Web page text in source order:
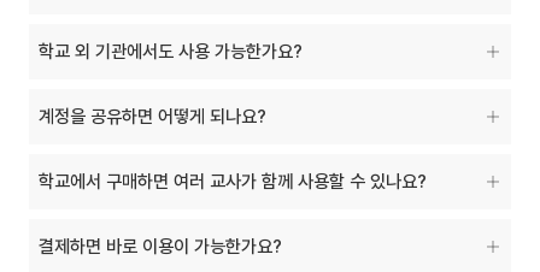
학교 외 기관에서도 사용 가능한가요?
계정을 공유하면 어떻게 되나요?
학교에서 구매하면 여러 교사가 함께 사용할 수 있나요?
결제하면 바로 이용이 가능한가요?